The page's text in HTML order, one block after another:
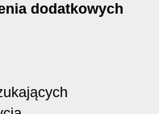
dodatkowych